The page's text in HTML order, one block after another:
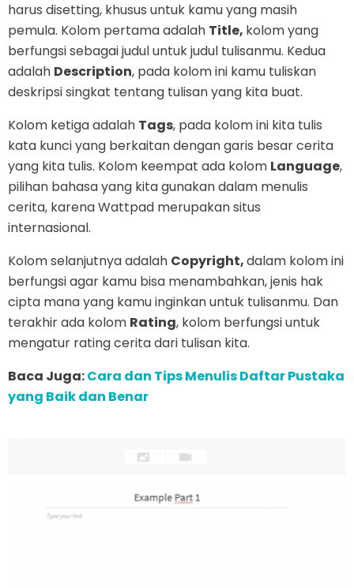
harus disetting, khusus untuk kamu yang masih
pemula. Kolom pertama adalah Title, kolom yang
berfungsi sebagai judul untuk judul tulisanmu. Kedua
adalah Description, pada kolom ini kamu tuliskan
deskripsi singkat tentang tulisan yang kita buat.
Kolom ketiga adalah Tags, pada kolom ini kita tulis
kata kunci yang berkaitan dengan garis besar cerita
yang kita tulis. Kolom keempat ada kolom Language,
pilihan bahasa yang kita gunakan dalam menulis
cerita, karena Wattpad merupakan situs
internasional.
Kolom selanjutnya adalah Copyright,dalam kolom ini
berfungsi agar kamu bisa menambahkan, jenis hak
cipta mana yang kamu inginkan untuk tulisanmu. Dan
terakhir ada kolom Rating, kolom berfungsi untuk
mengatur rating cerita dari tulisan kita.
Baca Juga:Cara dan Tips Menulis Daftar Pustaka
yang Baik dan Benar